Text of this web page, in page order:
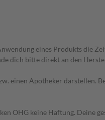
eines Produkts die
dich bitte direkt an den
einen Apotheker darstellen.
OHG keine Haftung. Deine